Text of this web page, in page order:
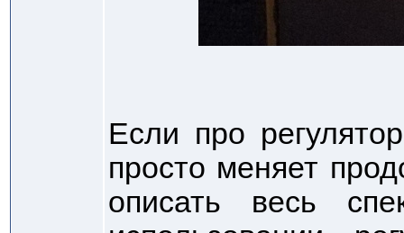
Если про
просто меняет
описать весь